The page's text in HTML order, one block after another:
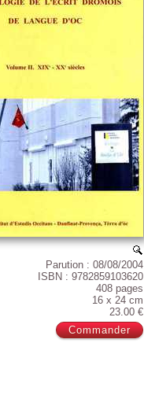
Parution : 08/08/2004
ISBN : 9782859103620
408 pages
16 x 24 cm
23.00 €